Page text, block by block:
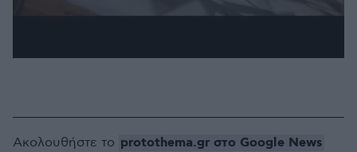
Ακολουθήστε το protothema.gr στο Google News